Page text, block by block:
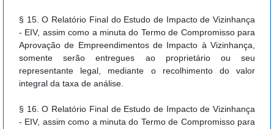
§ 15. O Relatório Final do Estudo de Impacto de Vizinhança
- EIV, assim como a minuta do Termo de Compromisso para
Aprovação de Empreendimentos de Impacto à Vizinhança,
somente serão entregues ao proprietário ou seu
representante legal, mediante o recolhimento do valor
integral da taxa de análise.
§ 16. O Relatório Final de Estudo de Impacto de Vizinhança
- EIV, assim como a minuta do Termo de Compromisso para